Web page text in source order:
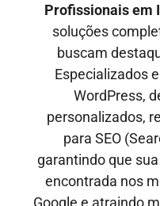
Profissionais em
soluções
buscam
Especializados
WordPress,
personalizados,
para SEO
garantindo que
encontrada nos
Google e atraindo